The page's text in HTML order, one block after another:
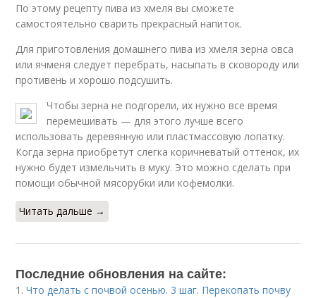
По этому рецепту пива из хмеля вы сможете
самостоятельно сварить прекрасный напиток.
Для приготовления домашнего пива из хмеля зерна овса
или ячменя следует перебрать, насыпать в сковороду или
противень и хорошо подсушить.
Чтобы зерна не подгорели, их нужно все время
перемешивать — для этого лучше всего
использовать деревянную или пластмассовую лопатку.
Когда зерна приобретут слегка коричневатый оттенок, их
нужно будет измельчить в муку. Это можно сделать при
помощи обычной мясорубки или кофемолки.
Читать дальше →
Последние обновления на сайте:
1.Что делать с почвой осенью. 3 шаг. Перекопать почву